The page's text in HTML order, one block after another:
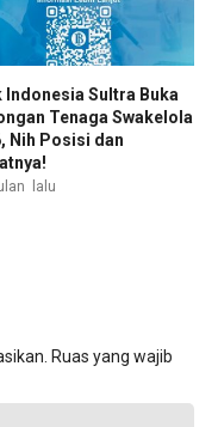
Indonesia Sultra Buka
Tenaga Swakelola
Nih Posisi dan
lalu
Ruas yang wajib